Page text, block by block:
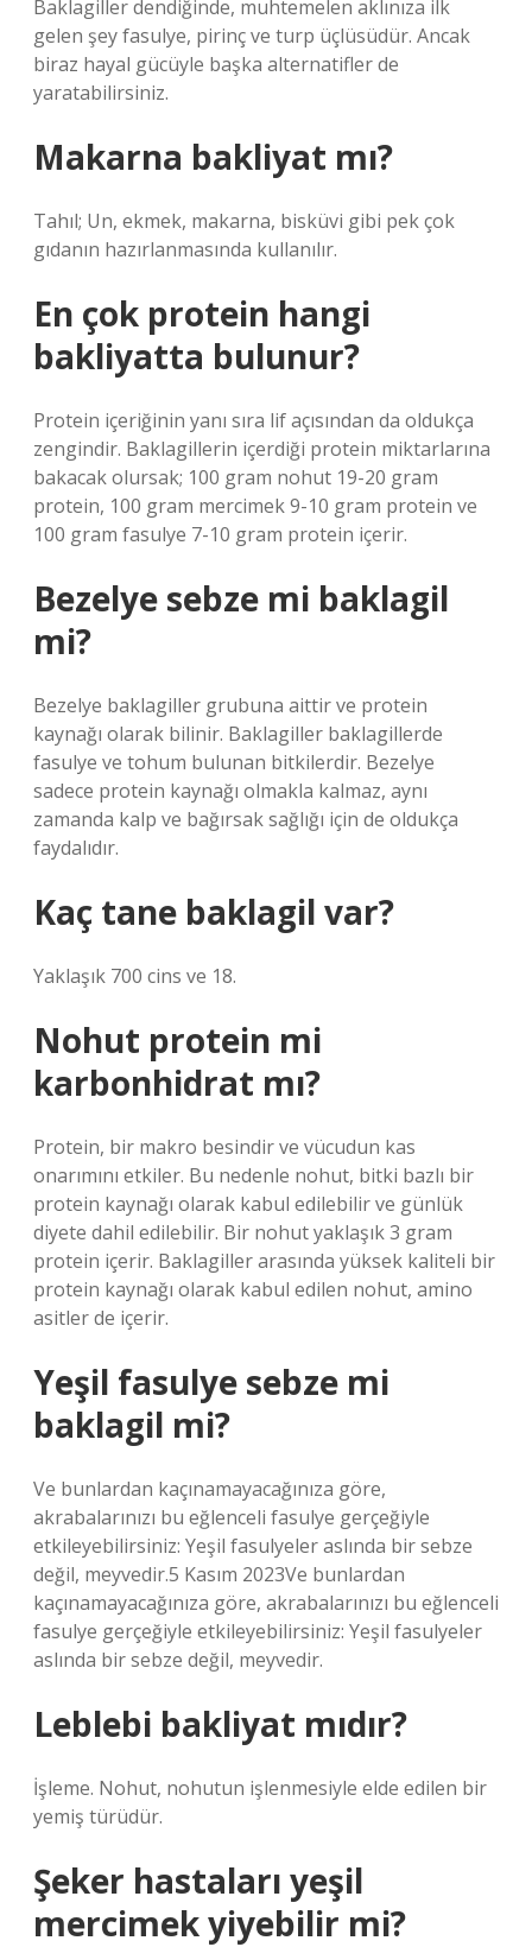
Baklagiller dendiğinde, muhtemelen aklınıza ilk
gelen şey fasulye, pirinç ve turp üçlüsüdür. Ancak
biraz hayal gücüyle başka alternatifler de
yaratabilirsiniz.
Makarna bakliyat mı?
Tahıl; Un, ekmek, makarna, bisküvi gibi pek çok
gıdanın hazırlanmasında kullanılır.
En çok protein hangi
bakliyatta bulunur?
Protein içeriğinin yanı sıra lif açısından da oldukça
zengindir. Baklagillerin içerdiği protein miktarlarına
bakacak olursak; 100 gram nohut 19-20 gram
protein, 100 gram mercimek 9-10 gram protein ve
100 gram fasulye 7-10 gram protein içerir.
Bezelye sebze mi baklagil
mi?
Bezelye baklagiller grubuna aittir ve protein
kaynağı olarak bilinir. Baklagiller baklagillerde
fasulye ve tohum bulunan bitkilerdir. Bezelye
sadece protein kaynağı olmakla kalmaz, aynı
zamanda kalp ve bağırsak sağlığı için de oldukça
faydalıdır.
Kaç tane baklagil var?
Yaklaşık 700 cins ve 18.
Nohut protein mi
karbonhidrat mı?
Protein, bir makro besindir ve vücudun kas
onarımını etkiler. Bu nedenle nohut, bitki bazlı bir
protein kaynağı olarak kabul edilebilir ve günlük
diyete dahil edilebilir. Bir nohut yaklaşık 3 gram
protein içerir. Baklagiller arasında yüksek kaliteli bir
protein kaynağı olarak kabul edilen nohut, amino
asitler de içerir.
Yeşil fasulye sebze mi
baklagil mi?
Ve bunlardan kaçınamayacağınıza göre,
akrabalarınızı bu eğlenceli fasulye gerçeğiyle
etkileyebilirsiniz: Yeşil fasulyeler aslında bir sebze
değil, meyvedir.5 Kasım 2023Ve bunlardan
kaçınamayacağınıza göre, akrabalarınızı bu eğlenceli
fasulye gerçeğiyle etkileyebilirsiniz: Yeşil fasulyeler
aslında bir sebze değil, meyvedir.
Leblebi bakliyat mıdır?
İşleme. Nohut, nohutun işlenmesiyle elde edilen bir
yemiş türüdür.
Şeker hastaları yeşil
mercimek yiyebilir mi?